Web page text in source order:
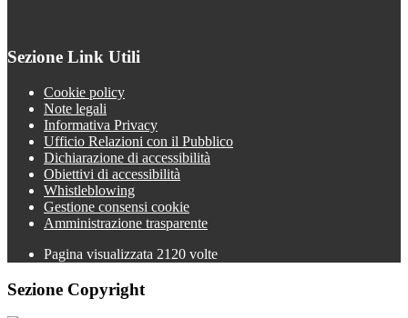
Sezione Link Utili
Cookie policy
Note legali
Informativa Privacy
Ufficio Relazioni con il Pubblico
Dichiarazione di accessibilità
Obiettivi di accessibilità
Whistleblowing
Gestione consensi cookie
Amministrazione trasparente
Pagina visualizzata 2120 volte
Sezione Copyright